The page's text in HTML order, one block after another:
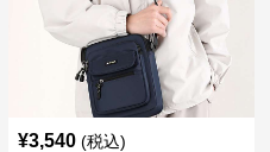
¥3,540 (税込)